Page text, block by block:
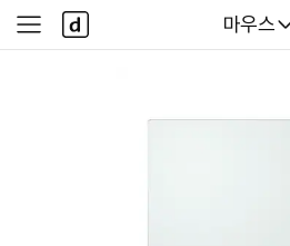
다나와
마우스
사
이
다
나
와